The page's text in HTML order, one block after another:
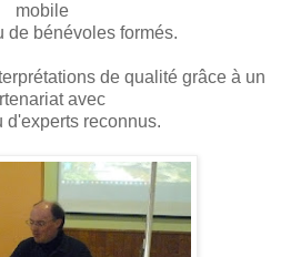
mobile
de bénévoles formés.
de qualité grâce à un
avec
d'experts reconnus.